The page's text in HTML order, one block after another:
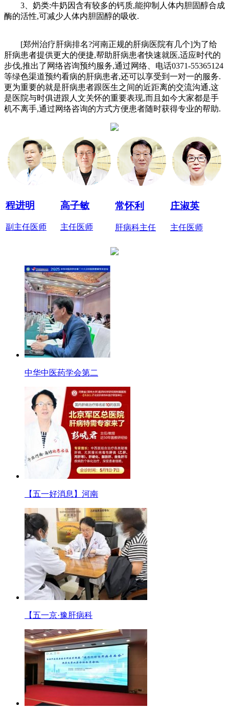
3、奶类:牛奶因含有较多的钙质,能抑制人体内胆固醇合成
酶的活性,可减少人体内胆固醇的吸收.
[郑州治疗肝病排名?河南正规的肝病医院有几个]为了给
肝病患者提供更大的便捷,帮助肝病患者快速就医,适应时代的
步伐,推出了网络咨询预约服务,通过网络、电话0371-55365124
等绿色渠道预约看病的肝病患者,还可以享受到一对一的服务.
更为重要的就是肝病患者跟医生之间的近距离的交流沟通,这
是医院与时俱进跟人文关怀的重要表现,而且如今大家都是手
机不离手,通过网络咨询的方式方便患者随时获得专业的帮助.
程进明
副主任医师
高子敏
主任医师
常怀利
肝病科主任
庄淑英
主任医师
中华中医药学会第二
【五一好消息】河南
【五一京·豫肝病科